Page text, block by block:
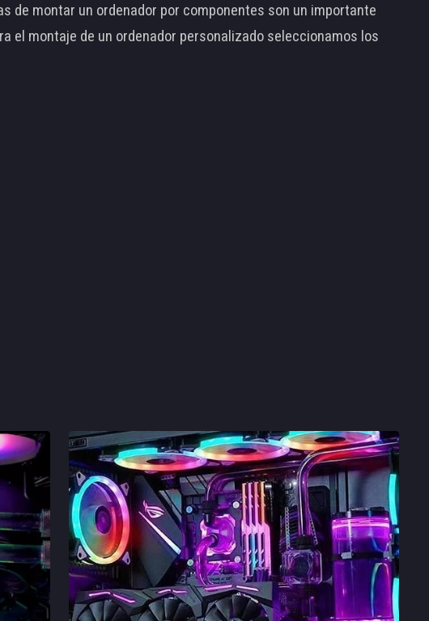
de montar un ordenador por componentes son un importante
el montaje de un ordenador personalizado seleccionamos los